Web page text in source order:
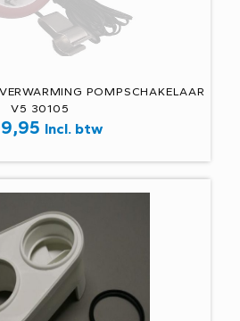
POMPSCHAKELAAR
V5 30105
Incl. btw